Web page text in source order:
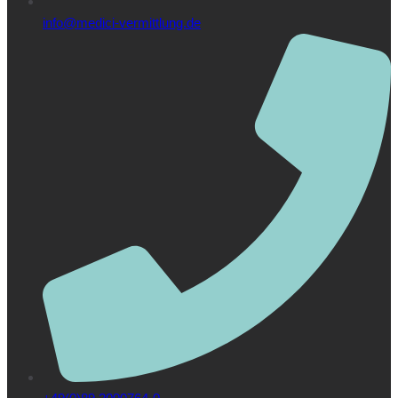
info@medici-vermittlung.de